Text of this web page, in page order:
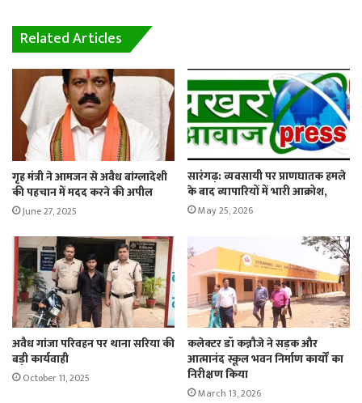
Related Articles
गृह मंत्री ने आमजन से अवैध बांग्लादेशी
की पहचान में मदद करने की अपील
June 27, 2025
सारंगढ़: व्यवसायी पर प्राणघातक हमले
के बाद व्यापारियों में भारी आक्रोश,
May 25, 2026
अवैध गांजा परिवहन पर थाना सरिया की
बड़ी कार्यवाही
October 11, 2025
कलेक्टर डॉ कन्नौजे ने सड़क और
आत्मानंद स्कूल भवन निर्माण कार्यों का
निरीक्षण किया
March 13, 2026